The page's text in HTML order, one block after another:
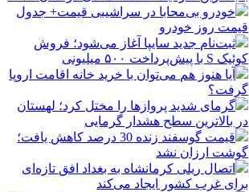
خودرو بی‌محابا در سراشیبی قیمت+ جدول
قیمت روز خودرو
ثبت‌نام جدید سایپا آغاز می‌شود؛ فروش
کوئیک S با پیش‌پرداخت ۵۰۰ میلیونی
آیا هنوز هم می‌توان با خرید خانه اقامت اروپا
گرفت؟
گرمای شدید پروازها را مختل کرد؛ لهستان
در بالاترین سطح هشدار گرمایی
قیمت گوسفند زنده 30 درصد کاهش یافت؛
گوشت ارزان نشد
اتصال ریلی کرمانشاه به بغداد افق تازه‌ای
برای غرب کشور ایجاد می‌کند